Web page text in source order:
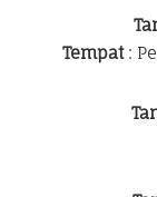
Tempat: